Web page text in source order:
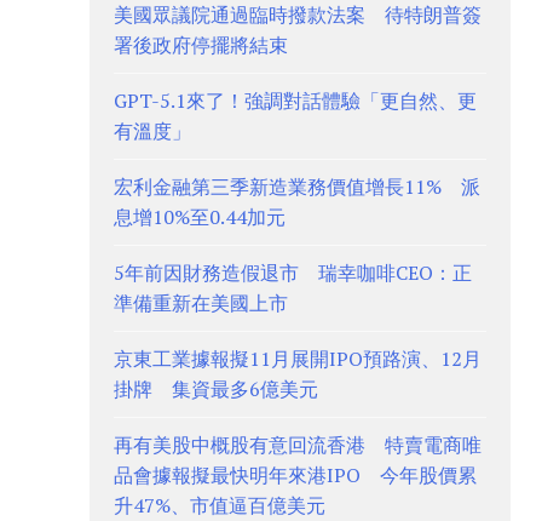
美國眾議院通過臨時撥款法案 待特朗普簽
署後政府停擺將結束
GPT-5.1來了！強調對話體驗「更自然、更
有溫度」
宏利金融第三季新造業務價值增長11% 派
息增10%至0.44加元
5年前因財務造假退市 瑞幸咖啡CEO：正
準備重新在美國上市
京東工業據報擬11月展開IPO預路演、12月
掛牌 集資最多6億美元
再有美股中概股有意回流香港 特賣電商唯
品會據報擬最快明年來港IPO 今年股價累
升47%、市值逼百億美元